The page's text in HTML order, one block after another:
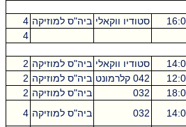
סטודיו ווקאלי ביה"ס למוזיקה 4
4
סטודיו ווקאלי ביה"ס למוזיקה 2
042 קלרמונט ביה"ס למוזיקה 2
032 ביה"ס למוזיקה 2
032 ביה"ס למוזיקה 4